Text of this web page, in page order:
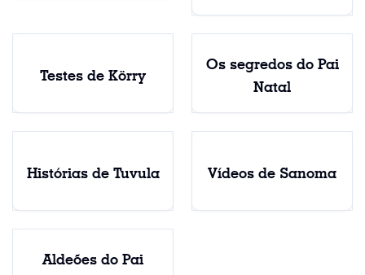
Testes de Körry
Os segredos do Pai
Natal
Histórias de Tuvula Vídeos de Sanoma
Aldeões do Pai